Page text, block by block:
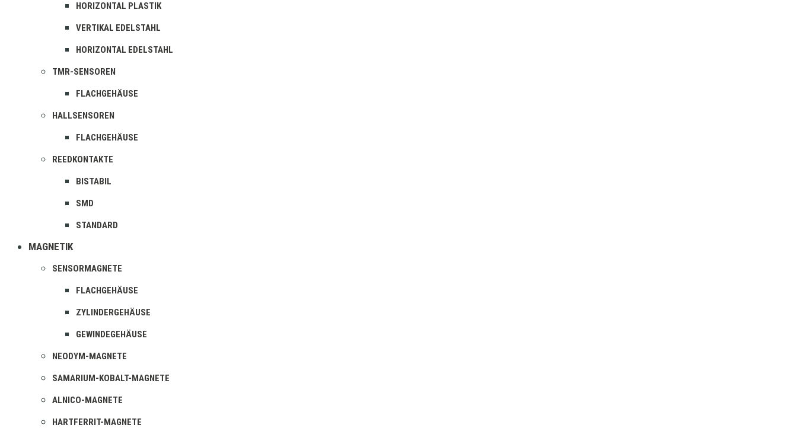
HORIZONTAL PLASTIK
VERTIKAL EDELSTAHL
HORIZONTAL EDELSTAHL
TMR-SENSOREN
FLACHGEHÄUSE
HALLSENSOREN
FLACHGEHÄUSE
REEDKONTAKTE
BISTABIL
SMD
STANDARD
MAGNETIK
SENSORMAGNETE
FLACHGEHÄUSE
ZYLINDERGEHÄUSE
GEWINDEGEHÄUSE
NEODYM-MAGNETE
SAMARIUM-KOBALT-MAGNETE
ALNICO-MAGNETE
HARTFERRIT-MAGNETE